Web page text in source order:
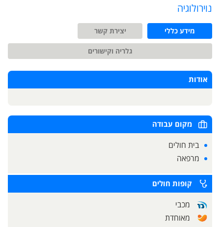
נוירולוגיה
מידע כללי יצירת קשר
גלריה וקישורים
אודות
מקום עבודה
בית חולים
מרפאה
קופות חולים
מכבי
מאוחדת